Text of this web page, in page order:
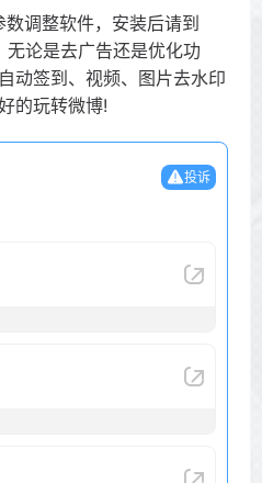
调整软件，安装后请到
论是去广告还是优化功
动签到、视频、图片去水印
的玩转微博!
投诉